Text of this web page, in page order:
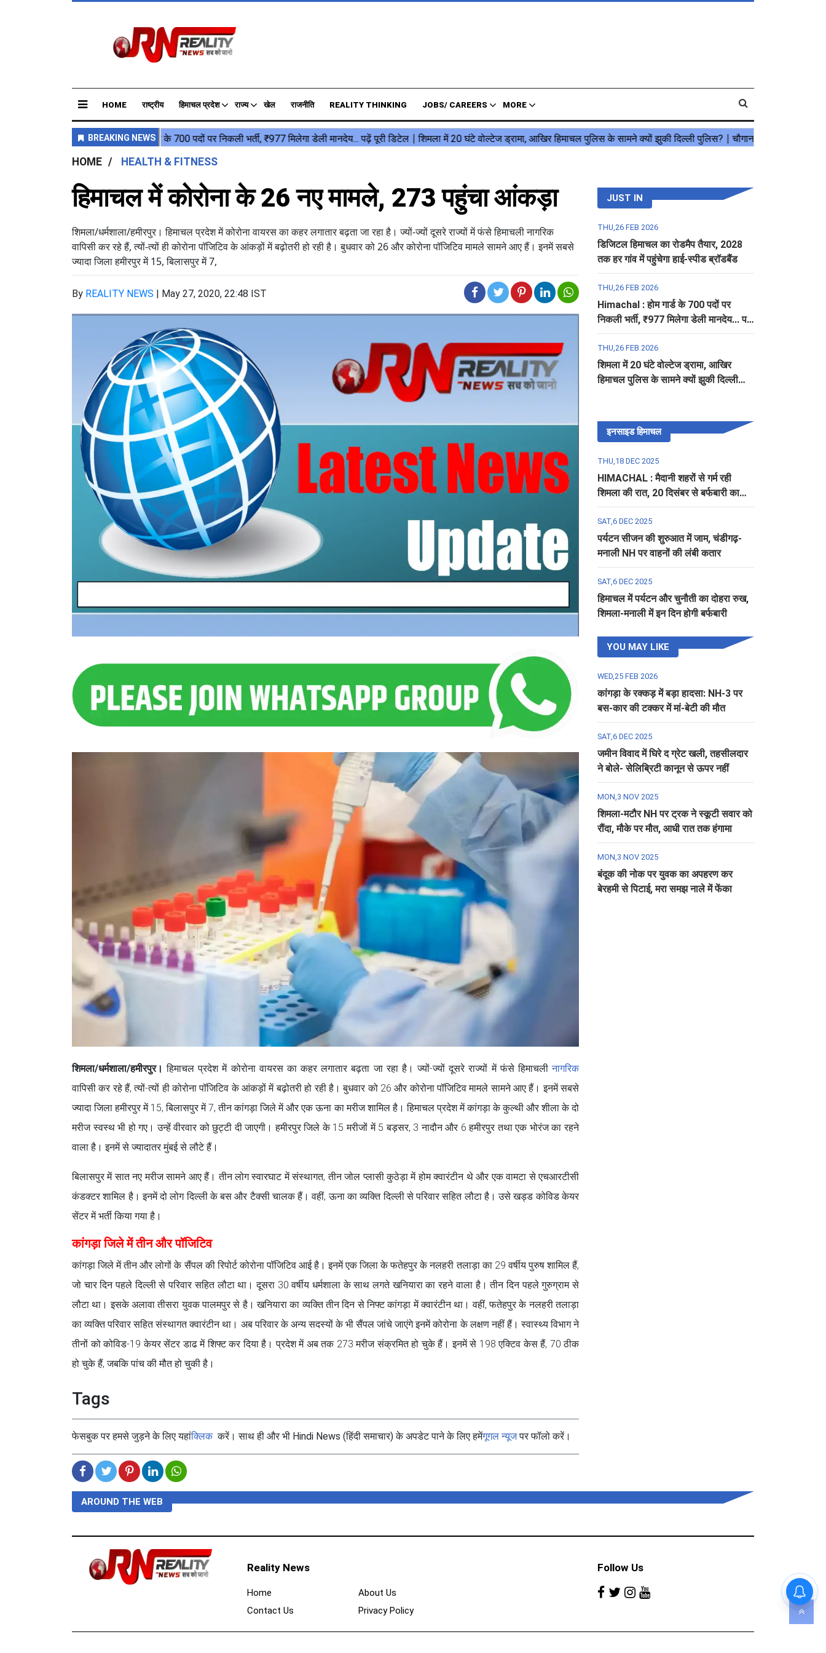
HOME राष्ट्रीय हिमाचल प्रदेश राज्य खेल राजनीति REALITY THINKING JOBS/ CAREERS MORE
HOME HEALTH & FITNESS
हिमाचल में कोरोना के 26 नए मामले, 273 पहुंचा आंकड़ा
शिमला/धर्मशाला/हमीरपुर। हिमाचल प्रदेश में कोरोना वायरस का कहर लगातार बढ़ता जा रहा है। ज्यों-ज्यों दूसरे राज्यों में फंसे हिमाचली नागरिक
वापिसी कर रहे हैं, त्यों-त्यों ही कोरोना पॉजिटिव के आंकड़ों में बढ़ोतरी हो रही है। बुधवार को 26 और कोरोना पॉजिटिव मामले सामने आए हैं। इनमें सबसे
ज्यादा जिला हमीरपुर में 15, बिलासपुर में 7,
By REALITY NEWS | May 27, 2020, 22:48 IST
शिमला/धर्मशाला/हमीरपुर। हिमाचल प्रदेश में कोरोना वायरस का कहर लगातार बढ़ता जा रहा है। ज्यों-ज्यों दूसरे राज्यों में फंसे हिमाचलीनागरिक
वापिसी कर रहे हैं, त्यों-त्यों ही कोरोना पॉजिटिव के आंकड़ों में बढ़ोतरी हो रही है। बुधवार को 26 और कोरोना पॉजिटिव मामले सामने आए हैं। इनमें सबसे
ज्यादा जिला हमीरपुर में 15, बिलासपुर में 7, तीन कांगड़ा जिले में और एक ऊना का मरीज शामिल है। हिमाचल प्रदेश में कांगड़ा के कुल्थी और शीला के दो
मरीज स्वस्थ भी हो गए। उन्हें वीरवार को छुट्टी दी जाएगी। हमीरपुर जिले के 15 मरीजों में 5 बड़सर, 3 नादौन और 6 हमीरपुर तथा एक भोरंज का रहने
वाला है। इनमें से ज्यादातर मुंबई से लौटे हैं।
बिलासपुर में सात नए मरीज सामने आए हैं। तीन लोग स्वारघाट में संस्थागत, तीन जोल प्लासी कुठेड़ा में होम क्वारंटीन थे और एक वामटा से एचआरटीसी
कंडक्टर शामिल है। इनमें दो लोग दिल्ली के बस और टैक्सी चालक हैं। वहीं, ऊना का व्यक्ति दिल्ली से परिवार सहित लौटा है। उसे खड्ड कोविड केयर
सेंटर में भर्ती किया गया है।
कांगड़ा जिले में तीन और पॉजिटिव
कांगड़ा जिले में तीन और लोगों के सैंपल की रिपोर्ट कोरोना पॉजिटिव आई है। इनमें एक जिला के फतेहपुर के नलहरी तलाड़ा का 29 वर्षीय पुरुष शामिल हैं,
जो चार दिन पहले दिल्ली से परिवार सहित लौटा था। दूसरा 30 वर्षीय धर्मशाला के साथ लगते खनियारा का रहने वाला है। तीन दिन पहले गुरुग्राम से
लौटा था। इसके अलावा तीसरा युवक पालमपुर से है। खनियारा का व्यक्ति तीन दिन से निफ्ट कांगड़ा में क्वारंटीन था। वहीं, फतेहपुर के नलहरी तलाड़ा
का व्यक्ति परिवार सहित संस्थागत क्वारंटीन था। अब परिवार के अन्य सदस्यों के भी सैंपल जांचे जाएंगे इनमें कोरोना के लक्षण नहीं हैं। स्वास्थ्य विभाग ने
तीनों को कोविड-19 केयर सेंटर डाढ में शिफ्ट कर दिया है। प्रदेश में अब तक 273 मरीज संक्रमित हो चुके हैं। इनमें से 198 एक्टिव केस हैं, 70 ठीक
हो चुके हैं, जबकि पांच की मौत हो चुकी है।
Tags
फेसबुक पर हमसे जुड़ने के लिए यहांक्लिककरें। साथ ही और भी Hindi News (हिंदी समाचार) के अपडेट पाने के लिए हमेंगूगल न्यूजपर फॉलो करें।
JUST IN
THU,26 FEB 2026
डिजिटल हिमाचल का रोडमैप तैयार, 2028
तक हर गांव में पहुंचेगा हाई-स्पीड ब्रॉडबैंड
THU,26 FEB 2026
Himachal : होम गार्ड के 700 पदों पर
निकली भर्ती, ₹977 मिलेगा डेली मानदेय... पढ़ें
पूरी डिटेल
THU,26 FEB 2026
शिमला में 20 घंटे वोल्टेज ड्रामा, आखिर
हिमाचल पुलिस के सामने क्यों झुकी दिल्ली
इनसाइड हिमाचल
THU,18 DEC 2025
HIMACHAL : मैदानी शहरों से गर्म रही
शिमला की रात, 20 दिसंबर से बर्फबारी का
अलर्ट
SAT,6 DEC 2025
पर्यटन सीजन की शुरुआत में जाम, चंडीगढ़-
मनाली NH पर वाहनों की लंबी कतार
SAT,6 DEC 2025
हिमाचल में पर्यटन और चुनौती का दोहरा रुख,
शिमला-मनाली में इन दिन होगी बर्फबारी
YOU MAY LIKE
WED,25 FEB 2026
कांगड़ा के रक्कड़ में बड़ा हादसा: NH-3 पर
बस-कार की टक्कर में मां-बेटी की मौत
SAT,6 DEC 2025
जमीन विवाद में घिरे द ग्रेट खली, तहसीलदार
ने बोले- सेलिब्रिटी कानून से ऊपर नहीं
MON,3 NOV 2025
शिमला-मटौर NH पर ट्रक ने स्कूटी सवार को
रौंदा, मौके पर मौत, आधी रात तक हंगामा
MON,3 NOV 2025
बंदूक की नोक पर युवक का अपहरण कर
बेरहमी से पिटाई, मरा समझ नाले में फेंका
AROUND THE WEB
Reality News
Home
About Us
Contact Us
Privacy Policy
Follow Us